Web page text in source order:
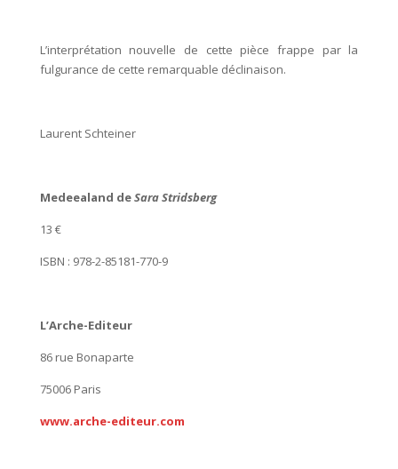
L’interprétation nouvelle de cette pièce frappe par la
fulgurance de cette remarquable déclinaison.
Laurent Schteiner
Medeealand deSara Stridsberg
13 €
ISBN : 978-2-85181-770-9
L’Arche-Editeur
86 rue Bonaparte
75006 Paris
www.arche-editeur.com